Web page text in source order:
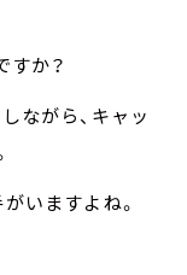
すか？
ながら、キャッ
いますよね。